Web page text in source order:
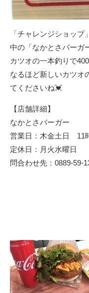
「チャレンジショッ
中の「なかとさバーガ
カツオの一本釣りで
なるほど新しいカツオ
てくださいね💓
【店舗詳細】
なかとさバーガー
営業日：木金土日 11
定休日：月火水曜日
問合わせ先：0889-59-